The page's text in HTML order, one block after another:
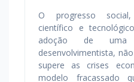
O progresso
científico e
adoção de uma
desenvolvimentista,
supere as crises
modelo fracassado